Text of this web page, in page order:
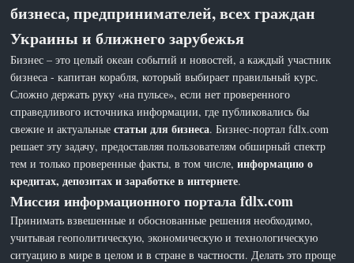
бизнеса, предпринимателей, всех граждан
Украины и ближнего зарубежья
Бизнес – это целый океан событий и новостей, а каждый участник
бизнеса - капитан корабля, который выбирает правильный курс.
Сложно держать руку «на пульсе», если нет проверенного
справедливого источника информации, где публиковались бы
свежие и актуальныестатьи для бизнеса. Бизнес-портал fdlx.com
решает эту задачу, предоставляя пользователям обширный спектр
тем и только проверенные факты, в том числе,информацию о
кредитах, депозитах и заработке в интернете.
Миссия информационного портала fdlx.com
Принимать взвешенные и обоснованные решения необходимо,
учитывая геополитическую, экономическую и технологическую
ситуацию в мире в целом и в стране в частности. Делать это проще